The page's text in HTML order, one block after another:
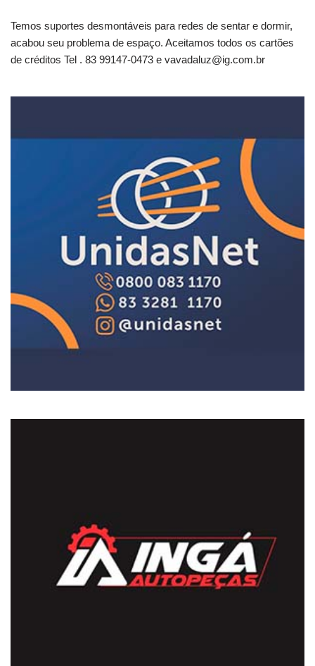
Temos suportes desmontáveis para redes de sentar e dormir,
acabou seu problema de espaço. Aceitamos todos os cartões
de créditos Tel . 83 99147-0473 e vavadaluz@ig.com.br